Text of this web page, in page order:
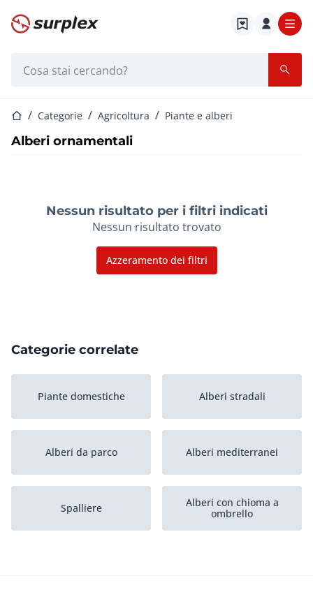
Home
Home Categorie Agricoltura Piante e alberi
Alberi ornamentali
Nessun risultato per i filtri indicati
Nessun risultato trovato
Azzeramento dei filtri
Categorie correlate
Piante domestiche Alberi stradali
Alberi da parco Alberi mediterranei
Spalliere
Alberi con chioma a
ombrello